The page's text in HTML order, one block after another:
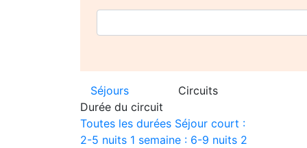
Séjours
Circuits
Durée du circuit
Toutes les durées Séjour court :
2-5 nuits 1 semaine : 6-9 nuits 2